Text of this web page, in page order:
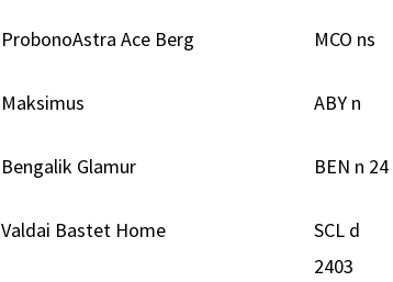
ProbonoAstra Ace Berg MCO ns
Maksimus ABY n
Bengalik Glamur BEN n 24
Valdai Bastet Home
SCL d
2403